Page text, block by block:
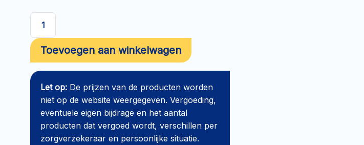
MoliCare
Premium
Fixpants
Long
Leg
Toevoegen aan winkelwagen
Let op: De prijzen van de producten worden
niet op de website weergegeven. Vergoeding,
eventuele eigen bijdrage en het aantal
producten dat vergoed wordt, verschillen per
zorgverzekeraar en persoonlijke situatie.